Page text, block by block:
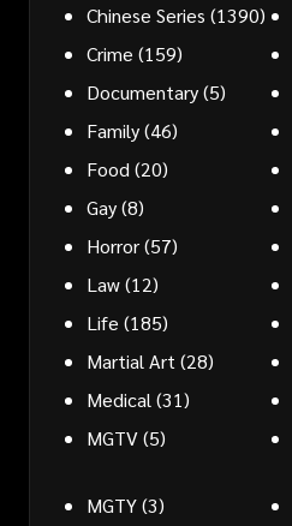
Chinese Series (1390)
Crime (159)
Documentary(5)
Family(46)
Food (20)
Gay(8)
Horror(57)
Law(12)
Life (185)
Martial Art (28)
Medical (31)
MGTV(5)
MGTY(3)